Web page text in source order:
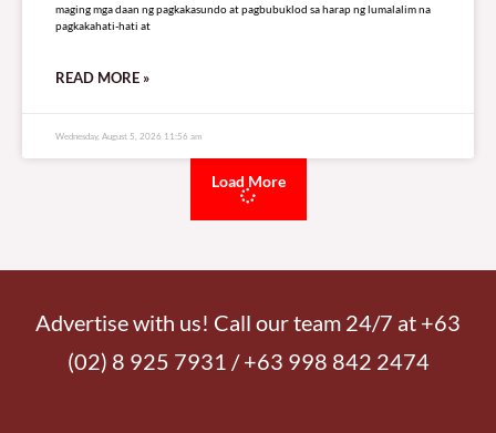
maging mga daan ng pagkakasundo at pagbubuklod sa harap ng lumalalim na
pagkakahati-hati at
READ MORE »
Wednesday, August 5, 2026 11:56 am
Load More
Advertise with us! Call our team 24/7 at +63
(02) 8 925 7931 / +63 998 842 2474